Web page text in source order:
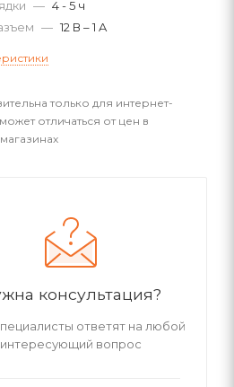
— 4 - 5 ч
— 12 В – 1 A
только для интернет-
отличаться от цен в
консультация?
ответят на любой
интересующий вопрос